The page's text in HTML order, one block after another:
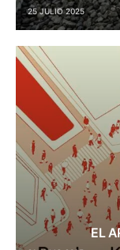
25 JULIO 2025
EL